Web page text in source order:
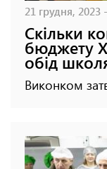
21 грудня, 2023
Скільки
бюджету
обід
Виконком